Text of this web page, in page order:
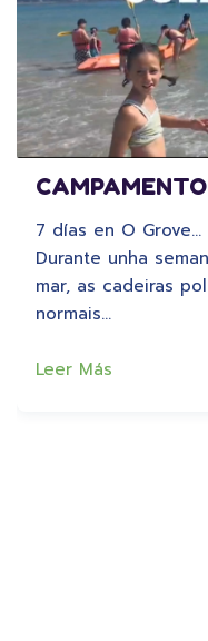
7 días en O
Durante unha
mar, as cadeiras
normais…
Leer Más